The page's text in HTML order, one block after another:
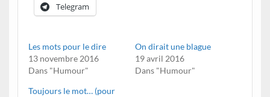
Telegram
Les mots pour le dire
13 novembre 2016
Dans "Humour"
On dirait une blague
19 avril 2016
Dans "Humour"
Toujours le mot… (pour